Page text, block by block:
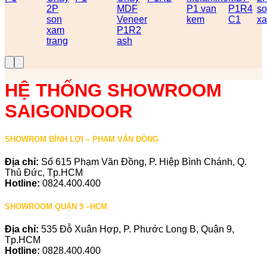
2P
son
xam
trang
MDF
Veneer
P1R2
ash
P1 van
kem
P1R4
C1
HỆ THỐNG SHOWROOM
SAIGONDOOR
SHOWROM BÌNH LỢI – PHẠM VĂN ĐỒNG
Địa chỉ: Số 615 Phạm Văn Đồng, P. Hiệp Bình Chánh, Q.
Thủ Đức, Tp.HCM
Hotline: 0824.400.400
SHOWROOM QUẬN 9 –HCM
Địa chỉ: 535 Đỗ Xuân Hợp, P. Phước Long B, Quận 9,
Tp.HCM
Hotline: 0828.400.400